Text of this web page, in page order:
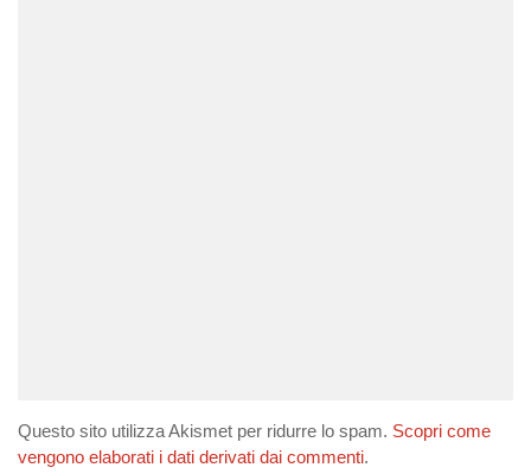
Questo sito utilizza Akismet per ridurre lo spam. Scopri come
vengono elaborati i dati derivati dai commenti.